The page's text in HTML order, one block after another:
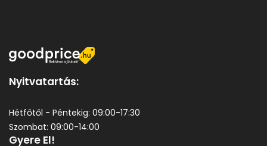
Nyitvatartás:
Hétfőtől - Péntekig: 09:00-17:30
Szombat: 09:00-14:00
Gyere El!